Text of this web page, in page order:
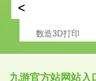
数造3D打印
<
九游官方站网站入